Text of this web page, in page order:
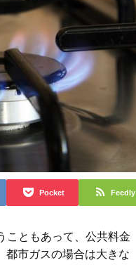
Pocket Feedly
こともあって、公共料金
都市ガスの場合は大きな